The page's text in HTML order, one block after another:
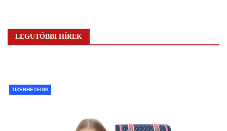
LEGUTÓBBI HÍREK
TIZENHETEDIK